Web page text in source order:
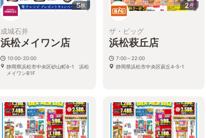
5枚
成城石井
浜松メイワン店
10:00-20:00
静岡県浜松市中央区砂山町6-1 浜松
メイワンB1F
2枚
ザ・ビッグ
浜松萩丘店
7:00～22:00
静岡県浜松市中央区萩丘4-5-1